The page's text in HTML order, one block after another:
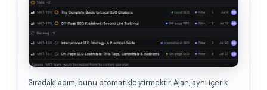
Sıradaki adım, bunu otomatikleştirmektir. Ajan, aynı içerik